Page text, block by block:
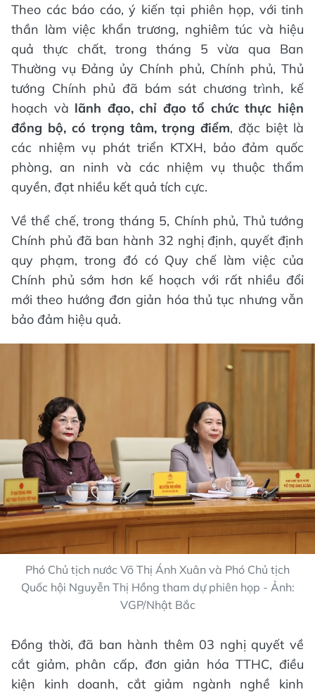
Theo các báo cáo, ý kiến tại phiên họp, với tinh
thần làm việc khẩn trương, nghiêm túc và hiệu
quả thực chất, trong tháng 5 vừa qua Ban
Thường vụ Đảng ủy Chính phủ, Chính phủ, Thủ
tướng Chính phủ đã bám sát chương trình, kế
hoạch và lãnh đạo, chỉ đạo tổ chức thực hiện
đồng bộ, có trọng tâm, trọng điểm, đặc biệt là
các nhiệm vụ phát triển KTXH, bảo đảm quốc
phòng, an ninh và các nhiệm vụ thuộc thẩm
quyền, đạt nhiều kết quả tích cực.
Về thể chế, trong tháng 5, Chính phủ, Thủ tướng
Chính phủ đã ban hành 32 nghị định, quyết định
quy phạm, trong đó có Quy chế làm việc của
Chính phủ sớm hơn kế hoạch với rất nhiều đổi
mới theo hướng đơn giản hóa thủ tục nhưng vẫn
bảo đảm hiệu quả.
Phó Chủ tịch nước Võ Thị Ánh Xuân và Phó Chủ tịch
Quốc hội Nguyễn Thị Hồng tham dự phiên họp - Ảnh:
VGP/Nhật Bắc
Đồng thời, đã ban hành thêm 03 nghị quyết về
cắt giảm, phân cấp, đơn giản hóa TTHC, điều
kiện kinh doanh, cắt giảm ngành nghề kinh